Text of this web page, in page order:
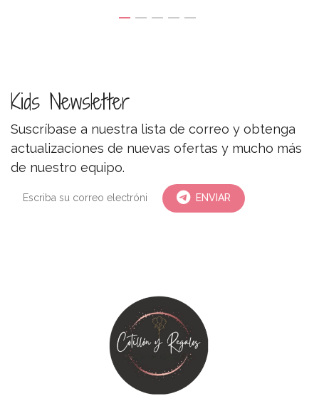
Kids Newsletter
Suscríbase a nuestra lista de correo y obtenga
actualizaciones de nuevas ofertas y mucho más
de nuestro equipo.
ENVIAR